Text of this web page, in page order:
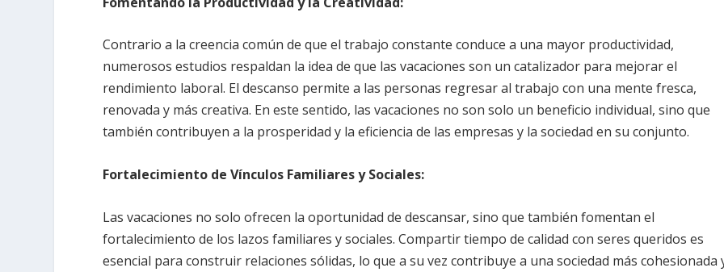
Contrario a la creencia común de que el trabajo constante conduce a una mayor productividad,
numerosos estudios respaldan la idea de que las vacaciones son un catalizador para mejorar el
rendimiento laboral. El descanso permite a las personas regresar al trabajo con una mente fresca,
renovada y más creativa. En este sentido, las vacaciones no son solo un beneficio individual, sino que
también contribuyen a la prosperidad y la eficiencia de las empresas y la sociedad en su conjunto.
Fortalecimiento de Vínculos Familiares y Sociales:
Las vacaciones no solo ofrecen la oportunidad de descansar, sino que también fomentan el
fortalecimiento de los lazos familiares y sociales. Compartir tiempo de calidad con seres queridos es
esencial para construir relaciones sólidas, lo que a su vez contribuye a una sociedad más cohesionada